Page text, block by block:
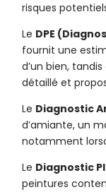
risques
Le DPE
fournit une
d’un bien,
détaillé et
Le Diagnostic
d’amiante, un
notamment
Le Diagnostic
peintures